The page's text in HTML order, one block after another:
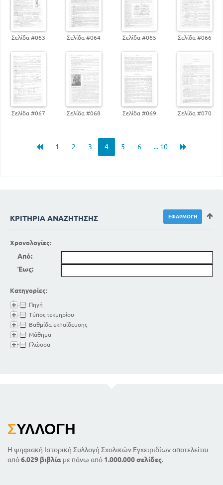
Σελίδα #063 Σελίδα #064 Σελίδα #065 Σελίδα #066
Σελίδα #067 Σελίδα #068 Σελίδα #069 Σελίδα #070
1 2 3 4 5 6 ... 10
ΚΡΙΤΉΡΙΑ ΑΝΑΖΉΤΗΣΗΣ
Χρονολογίες:
Από:
Έως:
Κατηγορίες:
Πηγή
Τύπος τεκμηρίου
Βαθμίδα εκπαίδευσης
Μάθημα
Γλώσσα
ΣΥΛΛΟΓΉ
Η ψηφιακή Ιστορική Συλλογή Σχολικών Εγχειριδίων αποτελείται
από6.029 βιβλία με πάνω από 1.000.000 σελίδες.